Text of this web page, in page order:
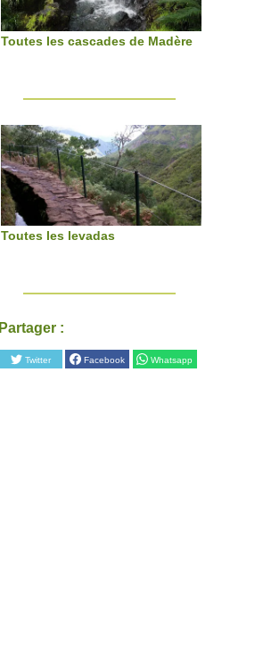
Toutes les cascades de Madère
Toutes les levadas
Partager :
Twitter Facebook Whatsapp